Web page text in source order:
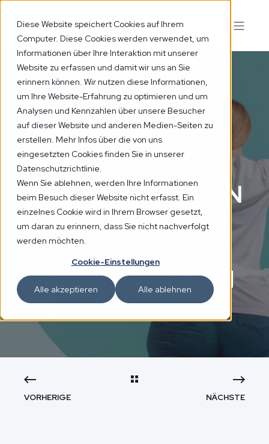
Diese Website speichert Cookies auf Ihrem
Computer. Diese Cookies werden verwendet, um
Informationen über Ihre Interaktion mit unserer
Website zu erfassen und damit wir uns an Sie
erinnern können. Wir nutzen diese Informationen,
um Ihre Website-Erfahrung zu optimieren und um
Analysen und Kennzahlen über unsere Besucher
auf dieser Website und anderen Medien-Seiten zu
erstellen. Mehr Infos über die von uns
eingesetzten Cookies finden Sie in unserer
Datenschutzrichtlinie.
Wenn Sie ablehnen, werden Ihre Informationen
beim Besuch dieser Website nicht erfasst. Ein
einzelnes Cookie wird in Ihrem Browser gesetzt,
um daran zu erinnern, dass Sie nicht nachverfolgt
werden möchten.
Cookie-Einstellungen
Alle akzeptieren Alle ablehnen
02 NOV. 2023 3 MIN
SINOMEDICA
BEWEIST DIE
WIRKSAMKEIT VON
AKUPUNKTUR BEI
DER
GEWICHTSABNAH
ME
VORHERIGE NÄCHSTE